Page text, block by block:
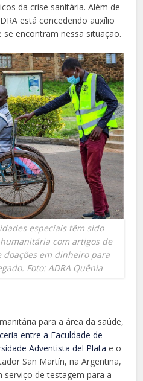
da crise sanitária. Além de
está concedendo auxílio
encontram nessa situação.
especiais têm sido
com artigos de
em dinheiro para
Foto: ADRA Quênia
para a área da saúde,
entre a Faculdade de
Adventista del Plata e o
San Martín, na Argentina,
serviço de testagem para a